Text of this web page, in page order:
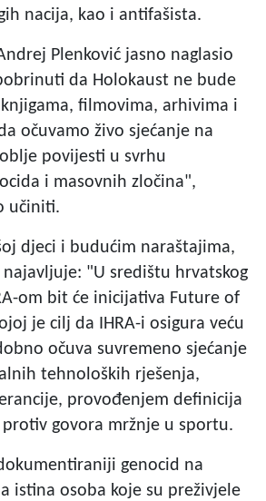
nacija, kao i antifašista.
Plenković jasno naglasio
da Holokaust ne bude
filmovima, arhivima i
očuvamo živo sjećanje na
povijesti u svrhu
i masovnih zločina",
učiniti.
djeci i budućim naraštajima,
najavljuje: "U središtu hrvatskog
om bit će inicijativa Future of
je cilj da IHRA-i osigura veću
očuva suvremeno sjećanje
tehnoloških rješenja,
provođenjem definicija
protiv govora mržnje u sportu.
genocid na
istina osoba koje su preživjele